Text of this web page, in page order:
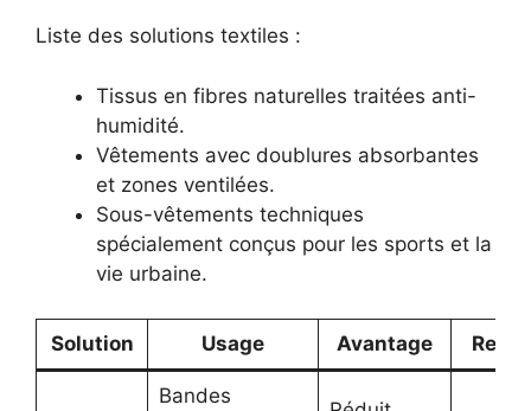
Liste des solutions textiles :
Tissus en fibres naturelles traitées anti-
humidité.
Vêtements avec doublures absorbantes
et zones ventilées.
Sous-vêtements techniques
spécialement conçus pour les sports et la
vie urbaine.
Solution Usage Avantage
Bandes